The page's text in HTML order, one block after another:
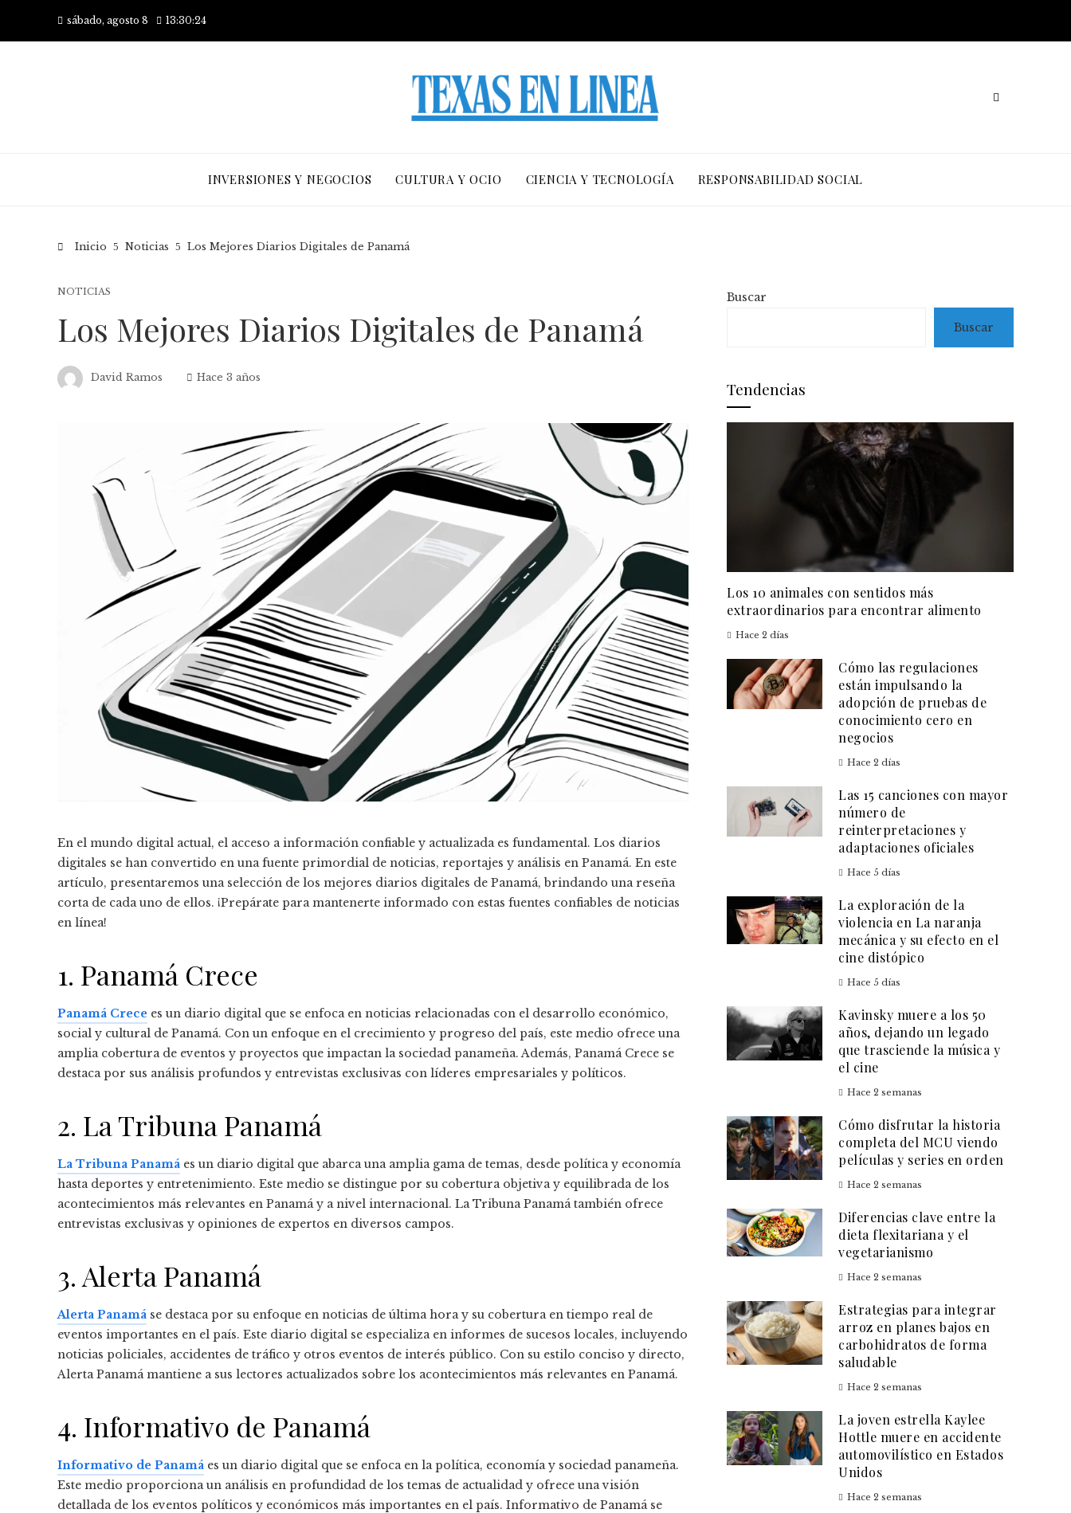
sábado, agosto 8 13:30:25
INVERSIONES Y NEGOCIOS CULTURA Y OCIO CIENCIA Y TECNOLOGÍA RESPONSABILIDAD SOCIAL
Inicio Noticias Los Mejores Diarios Digitales de Panamá
NOTICIAS
Los Mejores Diarios Digitales de Panamá
David Ramos Hace 3 años
En el mundo digital actual, el acceso a información confiable y actualizada es fundamental. Los diarios
digitales se han convertido en una fuente primordial de noticias, reportajes y análisis en Panamá. En este
artículo, presentaremos una selección de los mejores diarios digitales de Panamá, brindando una reseña
corta de cada uno de ellos. ¡Prepárate para mantenerte informado con estas fuentes confiables de noticias
en línea!
1. Panamá Crece
Panamá Crece es un diario digital que se enfoca en noticias relacionadas con el desarrollo económico,
social y cultural de Panamá. Con un enfoque en el crecimiento y progreso del país, este medio ofrece una
amplia cobertura de eventos y proyectos que impactan la sociedad panameña. Además, Panamá Crece se
destaca por sus análisis profundos y entrevistas exclusivas con líderes empresariales y políticos.
2. La Tribuna Panamá
La Tribuna Panamá es un diario digital que abarca una amplia gama de temas, desde política y economía
hasta deportes y entretenimiento. Este medio se distingue por su cobertura objetiva y equilibrada de los
acontecimientos más relevantes en Panamá y a nivel internacional. La Tribuna Panamá también ofrece
entrevistas exclusivas y opiniones de expertos en diversos campos.
3. Alerta Panamá
Alerta Panamá se destaca por su enfoque en noticias de última hora y su cobertura en tiempo real de
eventos importantes en el país. Este diario digital se especializa en informes de sucesos locales, incluyendo
noticias policiales, accidentes de tráfico y otros eventos de interés público. Con su estilo conciso y directo,
Alerta Panamá mantiene a sus lectores actualizados sobre los acontecimientos más relevantes en Panamá.
4. Informativo de Panamá
Informativo de Panamá es un diario digital que se enfoca en la política, economía y sociedad panameña.
Este medio proporciona un análisis en profundidad de los temas de actualidad y ofrece una visión
detallada de los eventos políticos y económicos más importantes en el país. Informativo de Panamá se
Buscar
Buscar
Tendencias
Los 10 animales con sentidos más
extraordinarios para encontrar alimento
Hace 2 días
Cómo las regulaciones
están impulsando la
adopción de pruebas de
conocimiento cero en
negocios
Hace 2 días
Las 15 canciones con mayor
número de
reinterpretaciones y
adaptaciones oficiales
Hace 5 días
La exploración de la
violencia en La naranja
mecánica y su efecto en el
cine distópico
Hace 5 días
Kavinsky muere a los 50
años, dejando un legado
que trasciende la música y
el cine
Hace 2 semanas
Cómo disfrutar la historia
completa del MCU viendo
películas y series en orden
Hace 2 semanas
Diferencias clave entre la
dieta flexitariana y el
vegetarianismo
Hace 2 semanas
Estrategias para integrar
arroz en planes bajos en
carbohidratos de forma
saludable
Hace 2 semanas
La joven estrella Kaylee
Hottle muere en accidente
automovilístico en Estados
Unidos
Hace 2 semanas